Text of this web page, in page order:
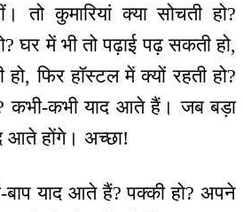
तो कुमारियां क्या सोचती हो?
घर में भी तो पढ़ाई पढ़ सकती हो,
फिर हॉस्टल में क्यों रहती हो?
कभी-कभी याद आते हैं। जब बड़ा
आते होंगे। अच्छा!
बाप याद आते हैं? पक्की हो? अपने